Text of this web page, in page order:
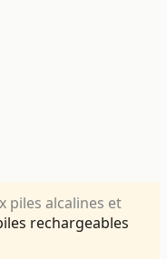
piles alcalines et
rechargeables